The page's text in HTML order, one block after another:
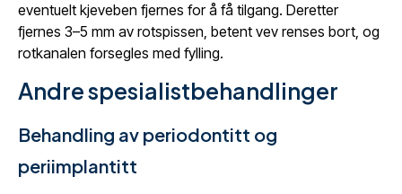
eventuelt kjeveben fjernes for å få tilgang. Deretter
fjernes 3–5 mm av rotspissen, betent vev renses bort, og
rotkanalen forsegles med fylling.
Andre spesialistbehandlinger
Behandling av periodontitt og
periimplantitt